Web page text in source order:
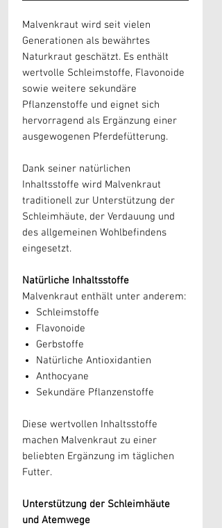
Malvenkraut wird seit vielen
Generationen als bewährtes
Naturkraut geschätzt. Es enthält
wertvolle Schleimstoffe, Flavonoide
sowie weitere sekundäre
Pflanzenstoffe und eignet sich
hervorragend als Ergänzung einer
ausgewogenen Pferdefütterung.
Dank seiner natürlichen
Inhaltsstoffe wird Malvenkraut
traditionell zur Unterstützung der
Schleimhäute, der Verdauung und
des allgemeinen Wohlbefindens
eingesetzt.
Natürliche Inhaltsstoffe
Malvenkraut enthält unter anderem:
Schleimstoffe
Flavonoide
Gerbstoffe
Natürliche Antioxidantien
Anthocyane
Sekundäre Pflanzenstoffe
Diese wertvollen Inhaltsstoffe
machen Malvenkraut zu einer
beliebten Ergänzung im täglichen
Futter.
Unterstützung der Schleimhäute
und Atemwege